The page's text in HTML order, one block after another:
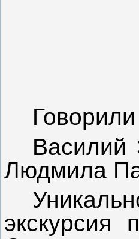
Василий
Людмила
экскурсия